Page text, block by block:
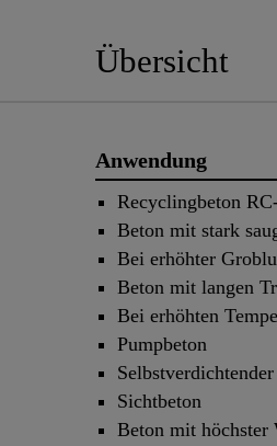
Übersicht
Anwendung
Recyclingbeton
Beton mit stark
Bei erhöhter
Beton mit langen
Bei erhöhten
Pumpbeton
Sichtbeton
Beton mit höchster